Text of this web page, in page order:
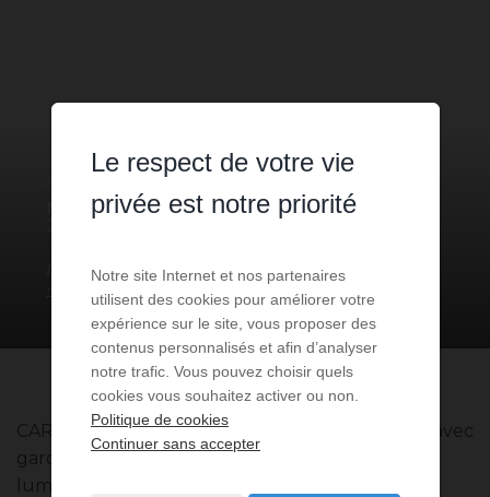
APPARTEMENT
MONACO - 98000 / RÉF: VMC-
2024-MON
1 790 000 € 1pièce 1sdb
m² de surface
CARRE d' OR - Dans une résidence de prestige avec
gardien 24h/7, Studio entièrement rénové,
lumineux et raffiné, à deux pas de la Place du
Le respect de votre vie
privée est notre priorité
Notre site Internet et nos partenaires
utilisent des cookies pour améliorer votre
expérience sur le site, vous proposer des
contenus personnalisés et afin d’analyser
notre trafic. Vous pouvez choisir quels
cookies vous souhaitez activer ou non.
Politique de cookies
Continuer sans accepter